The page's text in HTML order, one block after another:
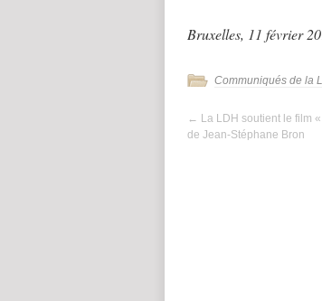
Bruxelles, 11 février
Communiqués de la
← La LDH soutient le film
de Jean-Stéphane Bron